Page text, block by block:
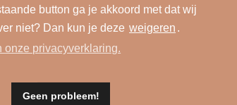
button ga je akkoord met dat wij
niet? Dan kun je deze weigeren .
onze privacyverklaring.
Geen probleem!
wit
-
Jurken
Beige jurk - Summum